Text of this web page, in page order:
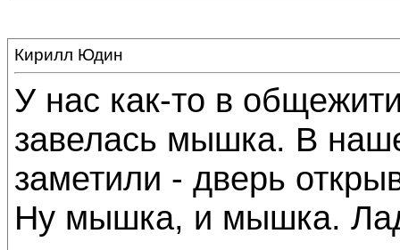
Кирилл Юдин
У нас как-то в
завелась мышка. В
заметили - дверь
Ну мышка, и мышка.